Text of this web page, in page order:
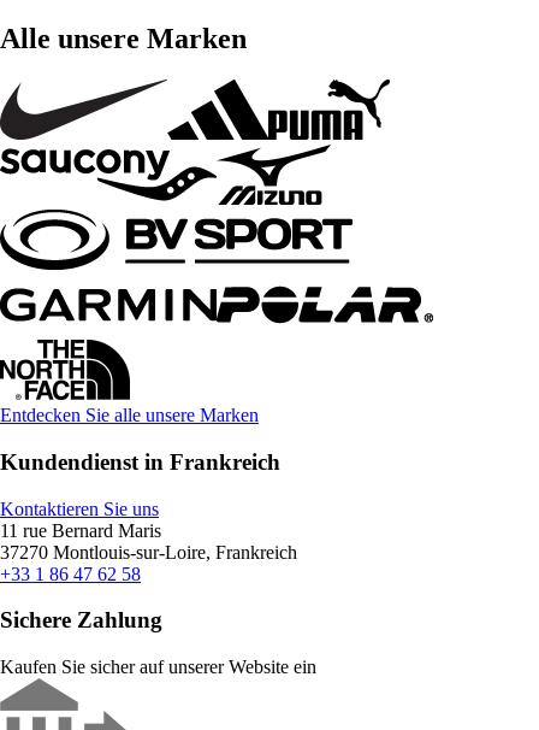
Alle unsere Marken
Entdecken Sie alle unsere Marken
Kundendienst in Frankreich
Kontaktieren Sie uns
11 rue Bernard Maris
37270 Montlouis-sur-Loire, Frankreich
+33 1 86 47 62 58
Sichere Zahlung
Kaufen Sie sicher auf unserer Website ein